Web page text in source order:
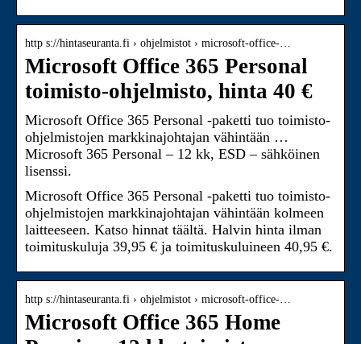
http s://hintaseuranta.fi › ohjelmistot › microsoft-office-…
Microsoft Office 365 Personal
toimisto-ohjelmisto, hinta 40 €
Microsoft Office 365 Personal -paketti tuo toimisto-
ohjelmistojen markkinajohtajan vähintään …
Microsoft 365 Personal – 12 kk, ESD – sähköinen
lisenssi.
Microsoft Office 365 Personal -paketti tuo toimisto-
ohjelmistojen markkinajohtajan vähintään kolmeen
laitteeseen. Katso hinnat täältä. Halvin hinta ilman
toimituskuluja 39,95 € ja toimituskuluineen 40,95 €.
http s://hintaseuranta.fi › ohjelmistot › microsoft-office-…
Microsoft Office 365 Home